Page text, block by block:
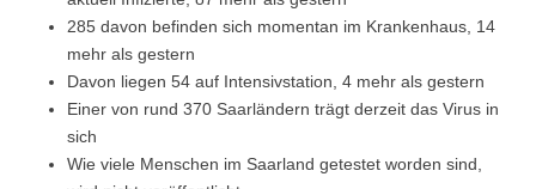
285 davon befinden sich momentan im Krankenhaus, 14
mehr als gestern
Davon liegen 54 auf Intensivstation, 4 mehr als gestern
Einer von rund 370 Saarländern trägt derzeit das Virus in
sich
Wie viele Menschen im Saarland getestet worden sind,